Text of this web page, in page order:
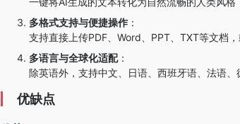
多格式支持与便捷操作 ：
支持直接上传PDF、Word、PPT、TXT等文档
多语言与全球化适配：
除英语外，支持中文、日语、西班牙语、法语、
优缺点